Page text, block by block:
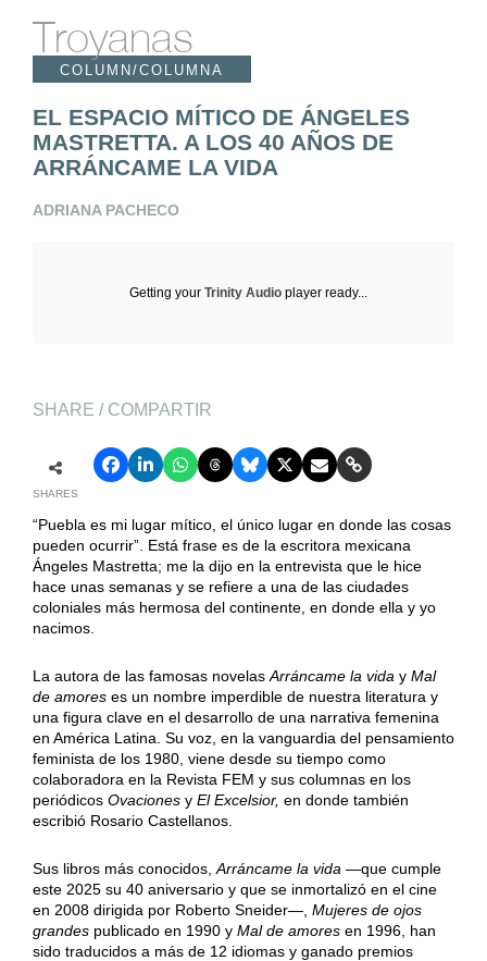
Troyanas
COLUMN/COLUMNA
EL ESPACIO MÍTICO DE ÁNGELES
MASTRETTA. A LOS 40 AÑOS DE
ARRÁNCAME LA VIDA
ADRIANA PACHECO
Getting yourTrinity Audio player ready...
SHARE / COMPARTIR
SHARES
“Puebla es mi lugar mítico, el único lugar en donde las cosas
pueden ocurrir”. Está frase es de la escritora mexicana
Ángeles Mastretta; me la dijo en la entrevista que le hice
hace unas semanas y se refiere a una de las ciudades
coloniales más hermosa del continente, en donde ella y yo
nacimos.
La autora de las famosas novelas Arráncame la vida y Mal
de amoreses un nombre imperdible de nuestra literatura y
una figura clave en el desarrollo de una narrativa femenina
en América Latina. Su voz, en la vanguardia del pensamiento
feminista de los 1980, viene desde su tiempo como
colaboradora en la Revista FEM y sus columnas en los
periódicos Ovaciones y El Excelsior, en donde también
escribió Rosario Castellanos.
Sus libros más conocidos, Arráncame la vida —que cumple
este 2025 su 40 aniversario y que se inmortalizó en el cine
en 2008 dirigida por Roberto Sneider—, Mujeres de ojos
grandespublicado en 1990 y Mal de amoresen 1996, han
sido traducidos a más de 12 idiomas y ganado premios